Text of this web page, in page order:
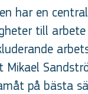
har en
till
på bästa